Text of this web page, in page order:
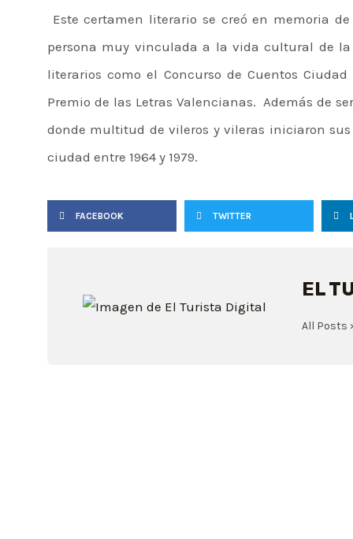
Este certamen literario se creó en memoria de
persona muy vinculada a la vida cultural de la
literarios como el Concurso de Cuentos
Premio de las Letras Valencianas. Además de
donde multitud de vileros y vileras iniciaron
ciudad entre 1964 y 1979.
FACEBOOK TWITTER
EL
All Posts